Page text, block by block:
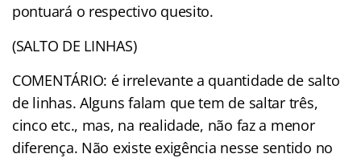
pontuará o respectivo quesito.
(SALTO DE LINHAS)
COMENTÁRIO: é irrelevante a quantidade de salto
de linhas. Alguns falam que tem de saltar três,
cinco etc., mas, na realidade, não faz a menor
diferença. Não existe exigência nesse sentido no